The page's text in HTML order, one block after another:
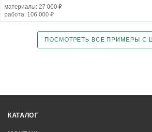
материалы: 27 000 ₽
работа: 106 000 ₽
ПОСМОТРЕТЬ ВСЕ ПРИМЕРЫ С
КАТАЛОГ